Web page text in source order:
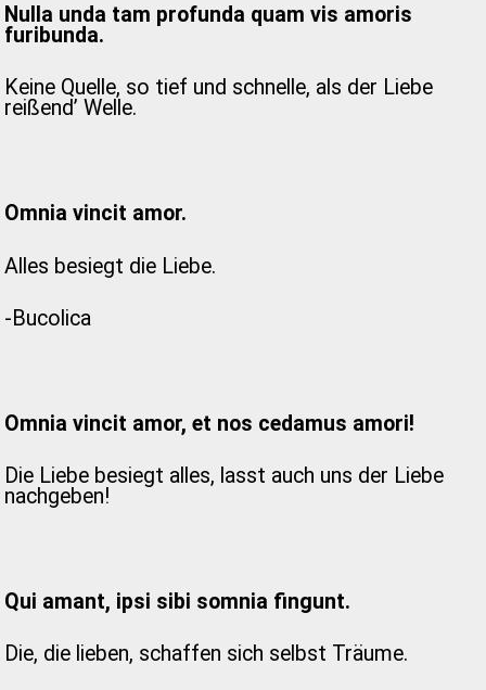
Nulla unda tam profunda quam vis amoris
furibunda.
Keine Quelle, so tief und schnelle, als der Liebe
reißend’ Welle.
Omnia vincit amor.
Alles besiegt die Liebe.
-Bucolica
Omnia vincit amor, et nos cedamus amori!
Die Liebe besiegt alles, lasst auch uns der Liebe
nachgeben!
Qui amant, ipsi sibi somnia fingunt.
Die, die lieben, schaffen sich selbst Träume.